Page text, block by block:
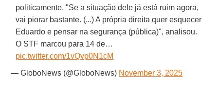
politicamente. "Se a situação dele já está ruim agora,
vai piorar bastante. (...) A própria direita quer esquecer
Eduardo e pensar na segurança (pública)", analisou.
O STF marcou para 14 de…
pic.twitter.com/1vQvp0N1cM
— GloboNews (@GloboNews) November 3, 2025